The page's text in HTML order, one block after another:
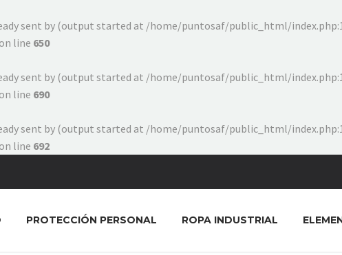
sent by (output started at /home/puntosaf/public_html/
on line 650
sent by (output started at /home/puntosaf/public_html/
on line 690
sent by (output started at /home/puntosaf/public_html/
on line 692
PROTECCIÓN PERSONAL ROPA INDUSTRIAL